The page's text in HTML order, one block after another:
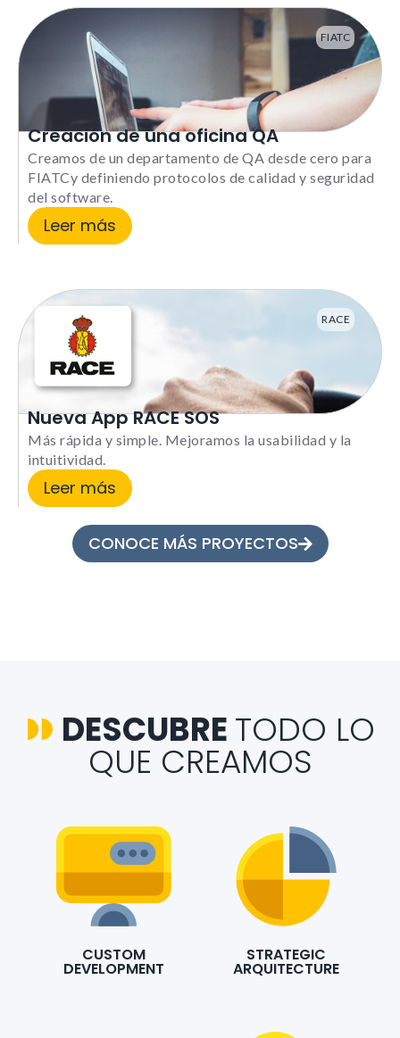
FIATC
Creación de una oficina QA
Creamos de un departamento de QA desde cero para
FIATCy definiendo protocolos de calidad y seguridad
del software.
Leer más
RACE
Nueva App RACE SOS
Más rápida y simple. Mejoramos la usabilidad y la
intuitividad.
Leer más
CONOCE MÁS PROYECTOS
DESCUBRETODO LO
QUE CREAMOS
CUSTOM
DEVELOPMENT
STRATEGIC
ARQUITECTURE